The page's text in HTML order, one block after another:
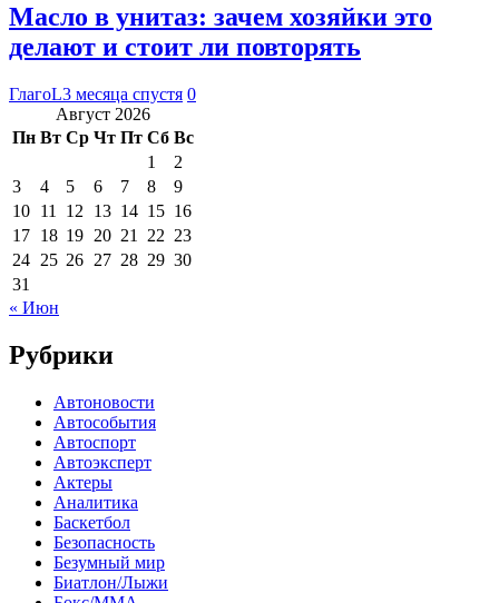
Масло в унитаз: зачем хозяйки это
делают и стоит ли повторять
ГлагоL3 месяца спустя 0
Август 2026
Пн Вт Ср Чт Пт Сб Вс
1
2
3
4 5 6 7 8
9
10 11 12 13 14 15 16
17 18 19 20 21 22 23
24 25 26 27 28 29 30
31
« Июн
Рубрики
Автоновости
Автособытия
Автоспорт
Автоэксперт
Актеры
Аналитика
Баскетбол
Безопасность
Безумный мир
Биатлон/Лыжи